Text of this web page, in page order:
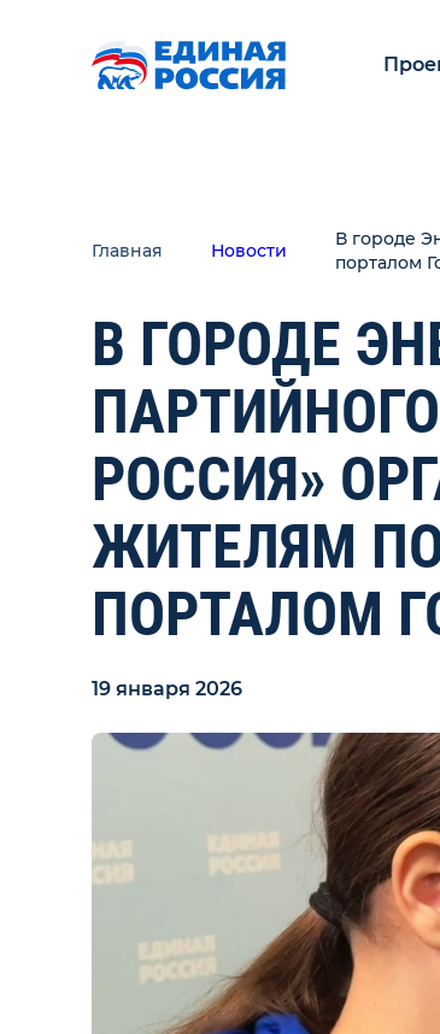
Главная Новости
В городе
порталом
В ГОРОДЕ
РОССИЯ»
ЖИТЕЛЯМ
ПОРТАЛОМ
19 января 2026